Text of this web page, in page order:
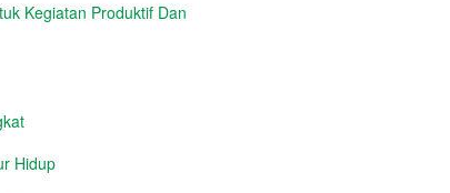
Kegiatan Produktif Dan
Hidup